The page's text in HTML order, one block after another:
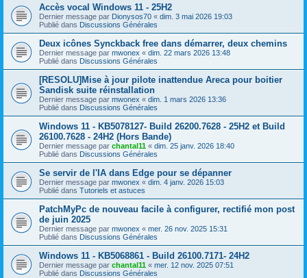
Accès vocal Windows 11 - 25H2
Dernier message par Dionysos70 « dim. 3 mai 2026 19:03
Publié dans Discussions Générales
Deux icônes Synckback free dans démarrer, deux chemins
Dernier message par mwonex « dim. 22 mars 2026 13:48
Publié dans Discussions Générales
[RESOLU]Mise à jour pilote inattendue Areca pour boitier
Sandisk suite réinstallation
Dernier message par mwonex « dim. 1 mars 2026 13:36
Publié dans Discussions Générales
Windows 11 - KB5078127- Build 26200.7628 - 25H2 et Build
26100.7628 - 24H2 (Hors Bande)
Dernier message par chantal11 « dim. 25 janv. 2026 18:40
Publié dans Discussions Générales
Se servir de l'IA dans Edge pour se dépanner
Dernier message par mwonex « dim. 4 janv. 2026 15:03
Publié dans Tutoriels et astuces
PatchMyPc de nouveau facile à configurer, rectifié mon post
de juin 2025
Dernier message par mwonex « mer. 26 nov. 2025 15:31
Publié dans Discussions Générales
Windows 11 - KB5068861 - Build 26100.7171- 24H2
Dernier message par chantal11 « mer. 12 nov. 2025 07:51
Publié dans Discussions Générales